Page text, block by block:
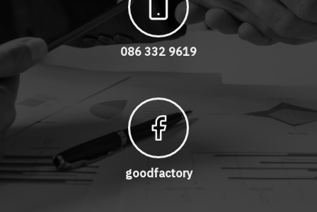
086 332 9619
goodfactory